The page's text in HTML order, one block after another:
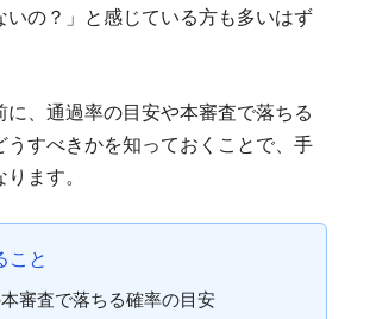
いの？」と感じている方も多いはず
、通過率の目安や本審査で落ちる
うすべきかを知っておくことで、手
ます。
こと
審査で落ちる確率の目安